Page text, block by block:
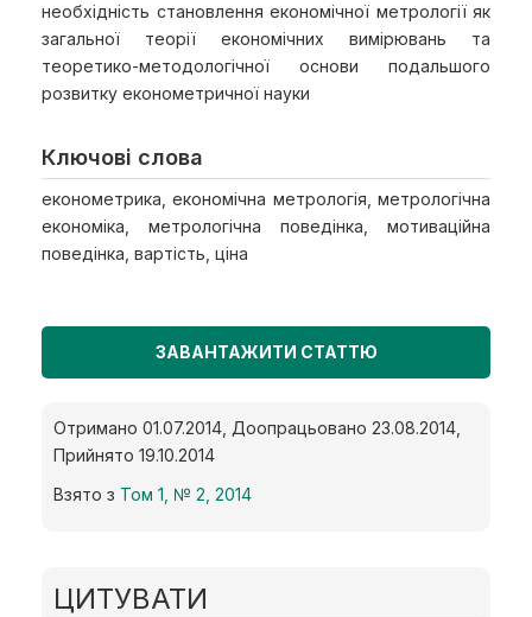
необхідність становлення економічної метрології як
загальної теорії економічних вимірювань та
теоретико-методологічної основи подальшого
розвитку економетричної науки
Ключові слова
економетрика, економічна метрологія, метрологічна
економіка, метрологічна поведінка, мотиваційна
поведінка, вартість, ціна
ЗАВАНТАЖИТИ СТАТТЮ
Отримано 01.07.2014, Доопрацьовано 23.08.2014,
Прийнято 19.10.2014
Взято з Том 1, № 2, 2014
ЦИТУВАТИ